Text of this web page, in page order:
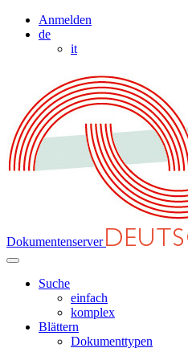
Anmelden
de
it
Dokumentenserver
Suche
einfach
komplex
Blättern
Dokumenttypen